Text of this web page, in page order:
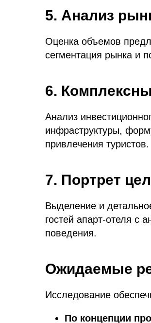
5. Анализ
Оценка объемов
сегментация рынка и
6.
Анализ
инфраструктуры,
привлечения туристов.
7. Портрет
Выделение и
гостей апарт-отеля с
поведения.
Ожидаемые
Исследование
По концепции